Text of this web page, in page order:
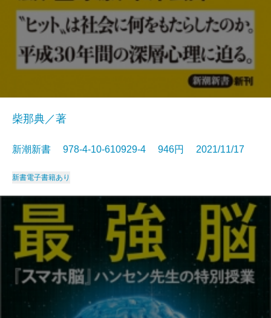
柴那典／著
新潮新書 978-4-10-610929-4 946円 2021/11/17
新書電子書籍あり